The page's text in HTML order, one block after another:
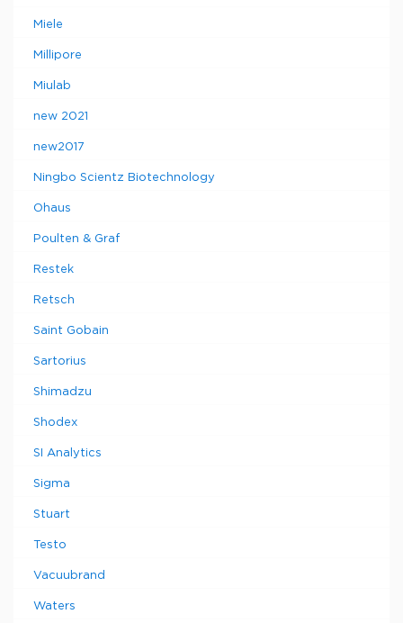
Miele
Millipore
Miulab
new 2021
new2017
Ningbo Scientz Biotechnology
Ohaus
Poulten & Graf
Restek
Retsch
Saint Gobain
Sartorius
Shimadzu
Shodex
SI Analytics
Sigma
Stuart
Testo
Vacuubrand
Waters